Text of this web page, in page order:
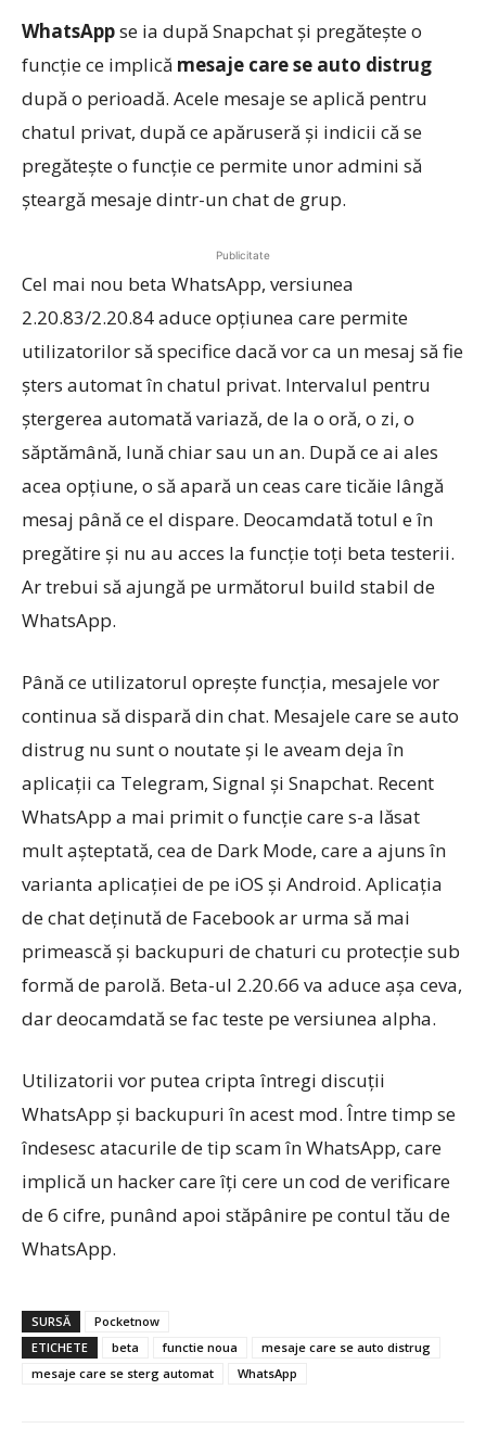
WhatsAppse ia după Snapchat şi pregăteşte o
funcţie ce implică mesaje care se auto distrug
după o perioadă. Acele mesaje se aplică pentru
chatul privat, după ce apăruseră şi indicii că se
pregăteşte o funcţie ce permite unor admini să
şteargă mesaje dintr-un chat de grup.
Publicitate
Cel mai nou beta WhatsApp, versiunea
2.20.83/2.20.84 aduce opţiunea care permite
utilizatorilor să specifice dacă vor ca un mesaj să fie
şters automat în chatul privat. Intervalul pentru
ştergerea automată variază, de la o oră, o zi, o
săptămână, lună chiar sau un an. După ce ai ales
acea opţiune, o să apară un ceas care ticăie lângă
mesaj până ce el dispare. Deocamdată totul e în
pregătire şi nu au acces la funcţie toţi beta testerii.
Ar trebui să ajungă pe următorul build stabil de
WhatsApp.
Până ce utilizatorul opreşte funcţia, mesajele vor
continua să dispară din chat. Mesajele care se auto
distrug nu sunt o noutate şi le aveam deja în
aplicaţii ca Telegram, Signal şi Snapchat. Recent
WhatsApp a mai primit o funcţie care s-a lăsat
mult aşteptată, cea de Dark Mode, care a ajuns în
varianta aplicaţiei de pe iOS şi Android. Aplicaţia
de chat deţinută de Facebook ar urma să mai
primească şi backupuri de chaturi cu protecţie sub
formă de parolă. Beta-ul 2.20.66 va aduce aşa ceva,
dar deocamdată se fac teste pe versiunea alpha.
Utilizatorii vor putea cripta întregi discuţii
WhatsApp şi backupuri în acest mod. Între timp se
îndesesc atacurile de tip scam în WhatsApp, care
implică un hacker care îţi cere un cod de verificare
de 6 cifre, punând apoi stăpânire pe contul tău de
WhatsApp.
SURSĂ
Pocketnow
ETICHETE
beta functie noua
mesaje care se auto distrug
mesaje care se sterg automat
WhatsApp